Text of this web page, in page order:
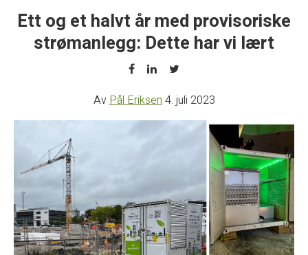
Ett og et halvt år med provisoriske
strømanlegg: Dette har vi lært
Av Pål Eriksen 4. juli 2023